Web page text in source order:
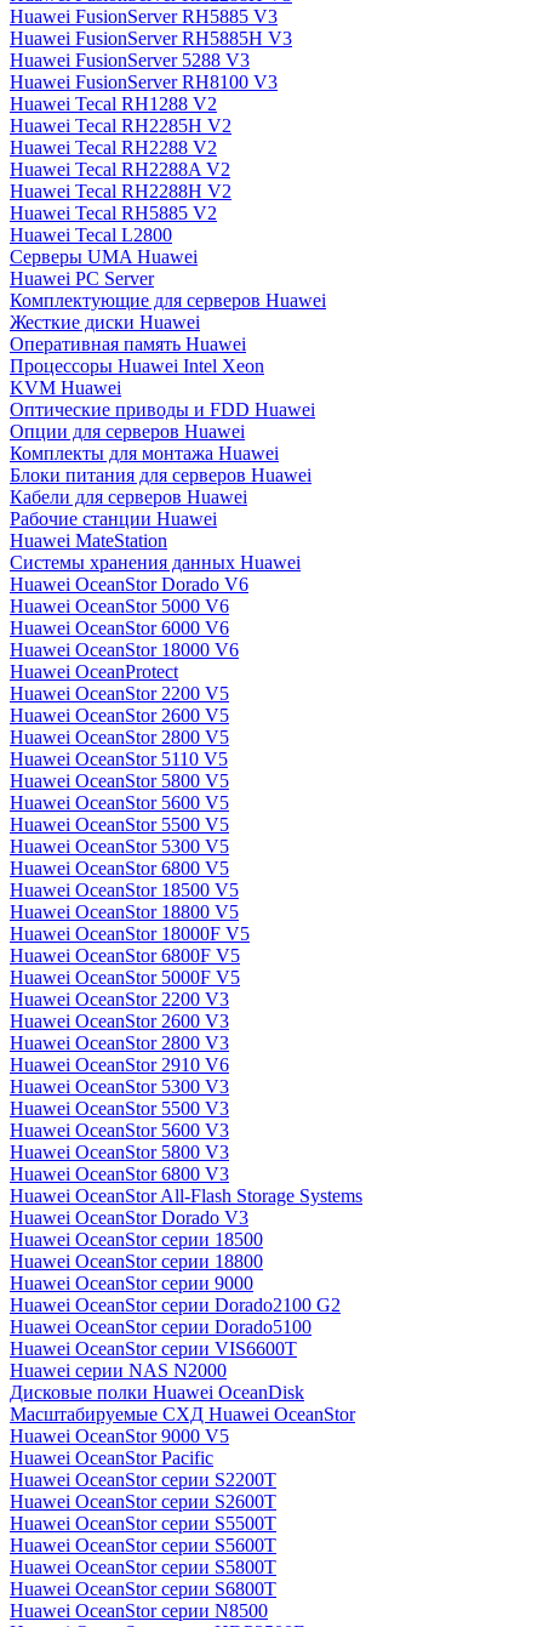
Huawei FusionServer RH5885 V3
Huawei FusionServer RH5885H V3
Huawei FusionServer 5288 V3
Huawei FusionServer RH8100 V3
Huawei Tecal RH1288 V2
Huawei Tecal RH2285H V2
Huawei Tecal RH2288 V2
Huawei Tecal RH2288A V2
Huawei Tecal RH2288H V2
Huawei Tecal RH5885 V2
Huawei Tecal L2800
Серверы UMA Huawei
Huawei PC Server
Комплектующие для серверов Huawei
Жесткие диски Huawei
Оперативная память Huawei
Процессоры Huawei Intel Xeon
KVM Huawei
Оптические приводы и FDD Huawei
Опции для серверов Huawei
Комплекты для монтажа Huawei
Блоки питания для серверов Huawei
Кабели для серверов Huawei
Рабочие станции Huawei
Huawei MateStation
Системы хранения данных Huawei
Huawei OceanStor Dorado V6
Huawei OceanStor 5000 V6
Huawei OceanStor 6000 V6
Huawei OceanStor 18000 V6
Huawei OceanProtect
Huawei OceanStor 2200 V5
Huawei OceanStor 2600 V5
Huawei OceanStor 2800 V5
Huawei OceanStor 5110 V5
Huawei OceanStor 5800 V5
Huawei OceanStor 5600 V5
Huawei OceanStor 5500 V5
Huawei OceanStor 5300 V5
Huawei OceanStor 6800 V5
Huawei OceanStor 18500 V5
Huawei OceanStor 18800 V5
Huawei OceanStor 18000F V5
Huawei OceanStor 6800F V5
Huawei OceanStor 5000F V5
Huawei OceanStor 2200 V3
Huawei OceanStor 2600 V3
Huawei OceanStor 2800 V3
Huawei OceanStor 2910 V6
Huawei OceanStor 5300 V3
Huawei OceanStor 5500 V3
Huawei OceanStor 5600 V3
Huawei OceanStor 5800 V3
Huawei OceanStor 6800 V3
Huawei OceanStor All-Flash Storage Systems
Huawei OceanStor Dorado V3
Huawei OceanStor серии 18500
Huawei OceanStor серии 18800
Huawei OceanStor серии 9000
Huawei OceanStor серии Dorado2100 G2
Huawei OceanStor серии Dorado5100
Huawei OceanStor серии VIS6600T
Huawei серии NAS N2000
Дисковые полки Huawei OceanDisk
Масштабируемые СХД Huawei OceanStor
Huawei OceanStor 9000 V5
Huawei OceanStor Pacific
Huawei OceanStor серии S2200T
Huawei OceanStor серии S2600T
Huawei OceanStor серии S5500T
Huawei OceanStor серии S5600T
Huawei OceanStor серии S5800T
Huawei OceanStor серии S6800T
Huawei OceanStor серии N8500